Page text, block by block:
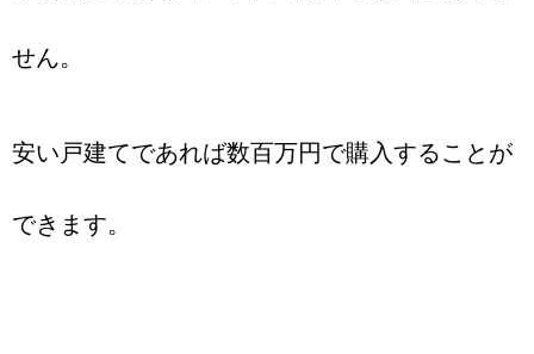
せん。
安い戸建てであれば数百万円で購入することが
できます。